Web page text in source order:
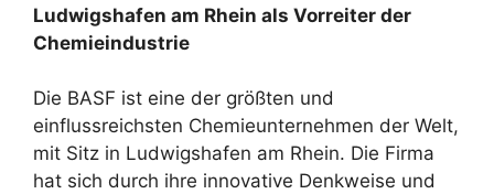
Ludwigshafen am Rhein als Vorreiter der
Chemieindustrie
Die BASF ist eine der größten und
einflussreichsten Chemieunternehmen der Welt,
mit Sitz in Ludwigshafen am Rhein. Die Firma
hat sich durch ihre innovative Denkweise und